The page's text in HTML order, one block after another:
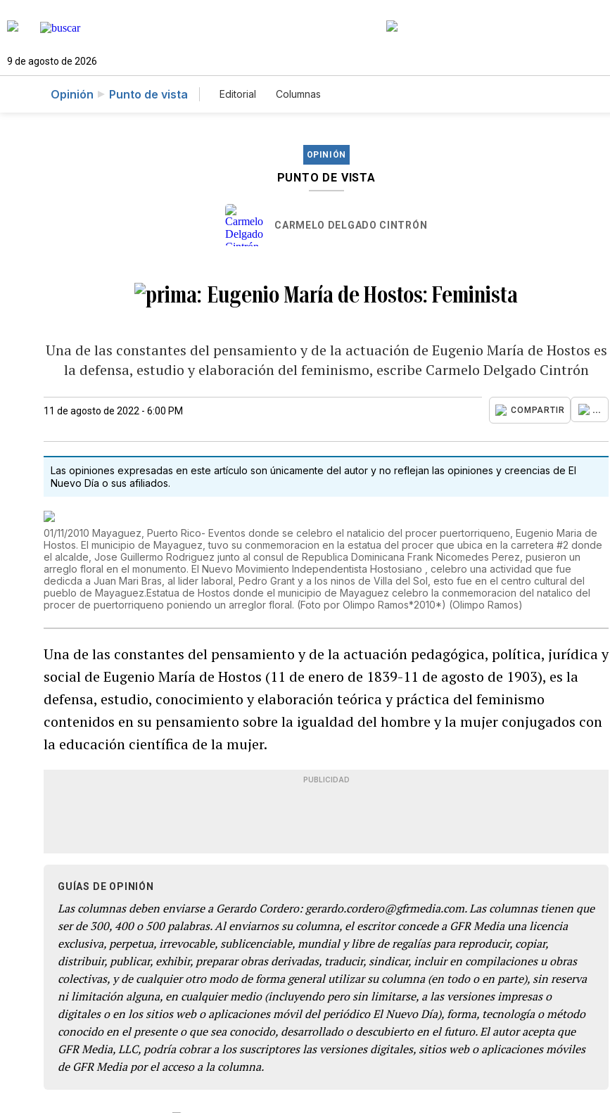
9 de agosto de 2026
Opinión Punto de vista Editorial Columnas
OPINIÓN
PUNTO DE VISTA
CARMELO DELGADO CINTRÓN
Eugenio María de Hostos: Feminista
Una de las constantes del pensamiento y de la actuación de Eugenio María de Hostos es
la defensa, estudio y elaboración del feminismo, escribe Carmelo Delgado Cintrón
11 de agosto de 2022 - 6:00 PM COMPARTIR ...
Las opiniones expresadas en este artículo son únicamente del autor y no reflejan las opiniones y creencias de El
Nuevo Día o sus afiliados.
01/11/2010 Mayaguez, Puerto Rico- Eventos donde se celebro el natalicio del procer puertorriqueno, Eugenio Maria de
Hostos. El municipio de Mayaguez, tuvo su conmemoracion en la estatua del procer que ubica en la carretera #2 donde
el alcalde, Jose Guillermo Rodriguez junto al consul de Republica Dominicana Frank Nicomedes Perez, pusieron un
arreglo floral en el monumento. El Nuevo Movimiento Independentista Hostosiano , celebro una actividad que fue
dedicda a Juan Mari Bras, al lider laboral, Pedro Grant y a los ninos de Villa del Sol, esto fue en el centro cultural del
pueblo de Mayaguez.Estatua de Hostos donde el municipio de Mayaguez celebro la conmemoracion del natalico del
procer de puertorriqueno poniendo un arreglor floral. (Foto por Olimpo Ramos*2010*) (Olimpo Ramos)
Una de las constantes del pensamiento y de la actuación pedagógica, política, jurídica y
social de Eugenio María de Hostos (11 de enero de 1839-11 de agosto de 1903), es la
defensa, estudio, conocimiento y elaboración teórica y práctica del feminismo
contenidos en su pensamiento sobre la igualdad del hombre y la mujer conjugados con
la educación científica de la mujer.
PUBLICIDAD
GUÍAS DE OPINIÓN
Las columnas deben enviarse a Gerardo Cordero: gerardo.cordero@gfrmedia.com. Las columnas tienen que
ser de 300, 400 o 500 palabras. Al enviarnos su columna, el escritor concede a GFR Media una licencia
exclusiva, perpetua, irrevocable, sublicenciable, mundial y libre de regalías para reproducir, copiar,
distribuir, publicar, exhibir, preparar obras derivadas, traducir, sindicar, incluir en compilaciones u obras
colectivas, y de cualquier otro modo de forma general utilizar su columna (en todo o en parte), sin reserva
ni limitación alguna, en cualquier medio (incluyendo pero sin limitarse, a las versiones impresas o
digitales o en los sitios web o aplicaciones móvil del periódico El Nuevo Día), forma, tecnología o método
conocido en el presente o que sea conocido, desarrollado o descubierto en el futuro. El autor acepta que
GFR Media, LLC, podría cobrar a los suscriptores las versiones digitales, sitios web o aplicaciones móviles
de GFR Media por el acceso a la columna.